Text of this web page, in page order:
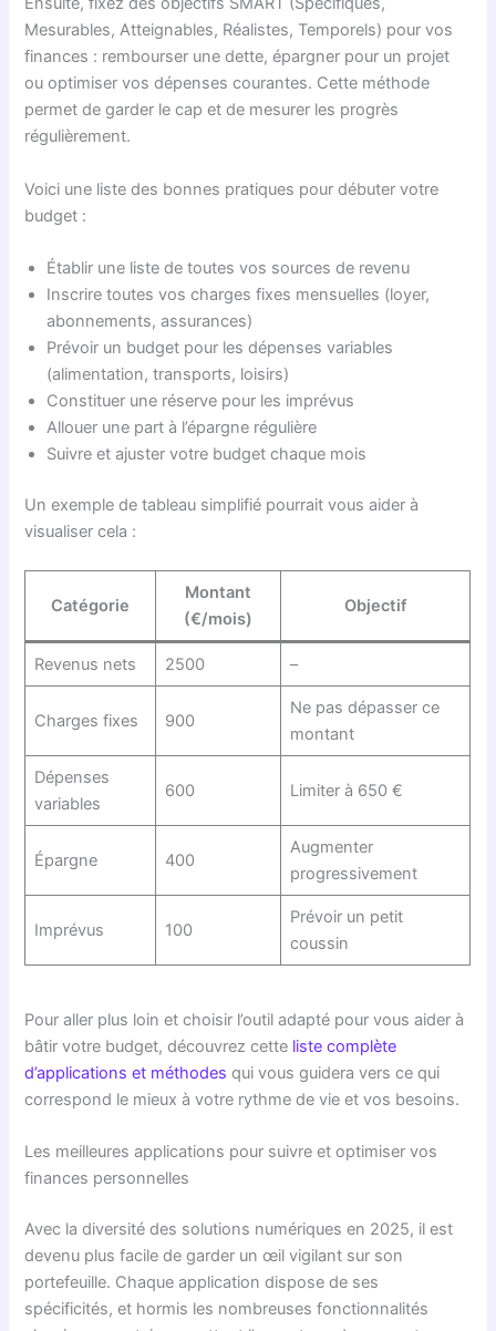
Mesurables, Atteignables, Réalistes, Temporels) pour vos
finances : rembourser une dette, épargner pour un projet
ou optimiser vos dépenses courantes. Cette méthode
permet de garder le cap et de mesurer les progrès
régulièrement.
Voici une liste des bonnes pratiques pour débuter votre
budget :
Établir une liste de toutes vos sources de revenu
Inscrire toutes vos charges fixes mensuelles (loyer,
abonnements, assurances)
Prévoir un budget pour les dépenses variables
(alimentation, transports, loisirs)
Constituer une réserve pour les imprévus
Allouer une part à l’épargne régulière
Suivre et ajuster votre budget chaque mois
Un exemple de tableau simplifié pourrait vous aider à
visualiser cela :
Catégorie
Montant
(€/mois)
Objectif
Revenus nets 2500 –
Charges fixes 900
Ne pas dépasser ce
montant
Dépenses
variables
600 Limiter à 650 €
Épargne 400
Augmenter
progressivement
Imprévus 100
Prévoir un petit
coussin
Pour aller plus loin et choisir l’outil adapté pour vous aider à
bâtir votre budget, découvrez cette liste complète
d’applications et méthodes qui vous guidera vers ce qui
correspond le mieux à votre rythme de vie et vos besoins.
Les meilleures applications pour suivre et optimiser vos
finances personnelles
Avec la diversité des solutions numériques en 2025, il est
devenu plus facile de garder un œil vigilant sur son
portefeuille. Chaque application dispose de ses
spécificités, et hormis les nombreuses fonctionnalités